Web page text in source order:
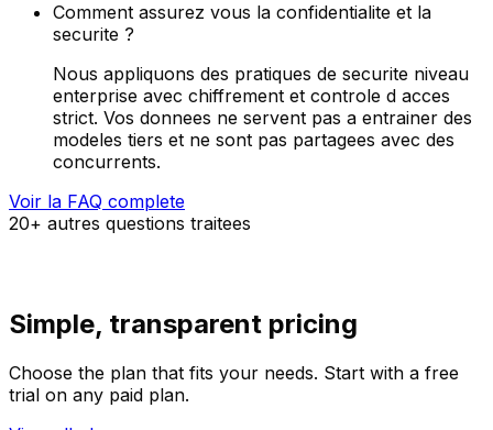
Comment assurez vous la confidentialite et la
securite ?
Nous appliquons des pratiques de securite niveau
enterprise avec chiffrement et controle d acces
strict. Vos donnees ne servent pas a entrainer des
modeles tiers et ne sont pas partagees avec des
concurrents.
Voir la FAQ complete
20+ autres questions traitees
Simple, transparent pricing
Choose the plan that fits your needs. Start with a free
trial on any paid plan.